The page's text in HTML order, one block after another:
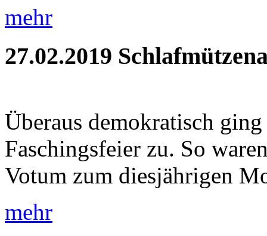
mehr
27.02.2019
Überaus demokratisch
Faschingsfeier zu. So
Votum zum diesjährigen
mehr